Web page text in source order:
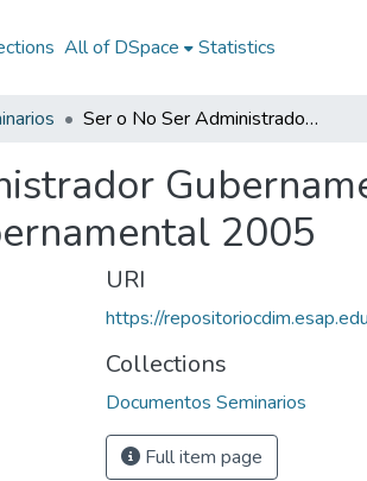
All of DSpace Statistics
Ser o No Ser Administrador Gubernamental 2005: Ser o No Ser Administrador Gubernamental 2005
2005
URI
https://
Collections
Documentos Seminarios
Full item page